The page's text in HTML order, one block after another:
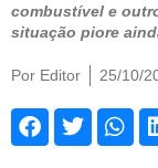
combustível e
situação piore
Por Editor 25/10/